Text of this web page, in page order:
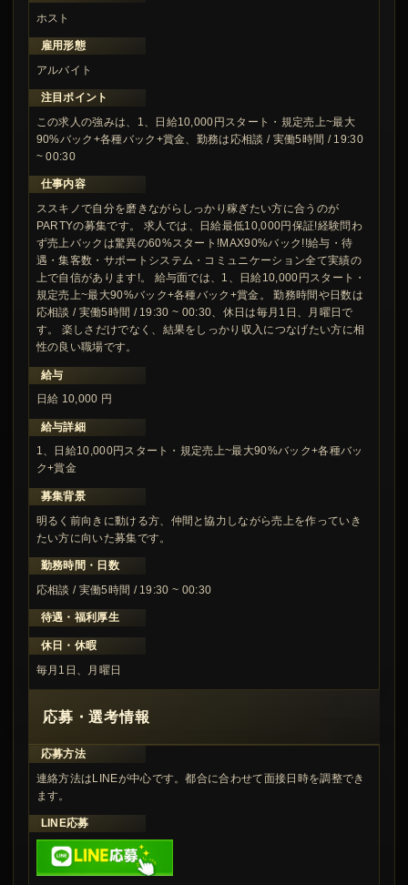
ホスト
雇用形態
アルバイト
注目ポイント
この求人の強みは、1、日給10,000円スタート・規定売上~最大
90%バック+各種バック+賞金、勤務は応相談 / 実働5時間 / 19:30
~ 00:30
仕事内容
ススキノで自分を磨きながらしっかり稼ぎたい方に合うのが
PARTYの募集です。 求人では、日給最低10,000円保証!経験問わ
ず売上バックは驚異の60%スタート!MAX90%バック!!給与・待
遇・集客数・サポートシステム・コミュニケーション全て実績の
上で自信があります!。 給与面では、1、日給10,000円スタート・
規定売上~最大90%バック+各種バック+賞金。 勤務時間や日数は
応相談 / 実働5時間 / 19:30 ~ 00:30、休日は毎月1日、月曜日で
す。 楽しさだけでなく、結果をしっかり収入につなげたい方に相
性の良い職場です。
給与
日給 10,000 円
給与詳細
1、日給10,000円スタート・規定売上~最大90%バック+各種バッ
ク+賞金
募集背景
明るく前向きに動ける方、仲間と協力しながら売上を作っていき
たい方に向いた募集です。
勤務時間・日数
応相談 / 実働5時間 / 19:30 ~ 00:30
待遇・福利厚生
休日・休暇
毎月1日、月曜日
応募・選考情報
応募方法
連絡方法はLINEが中心です。都合に合わせて面接日時を調整でき
ます。
LINE応募